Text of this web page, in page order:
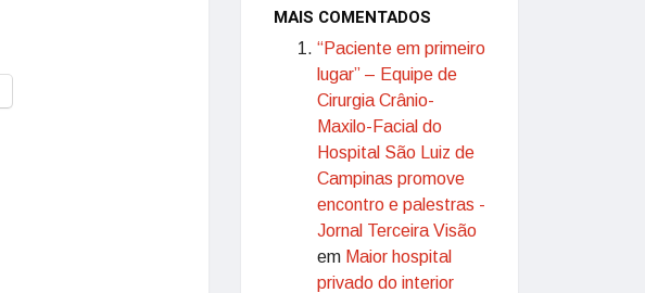
MAIS COMENTADOS
“Paciente em primeiro
lugar” – Equipe de
Cirurgia Crânio-
Maxilo-Facial do
Hospital São Luiz de
Campinas promove
encontro e palestras -
Jornal Terceira Visão
em Maior hospital
privado do interior